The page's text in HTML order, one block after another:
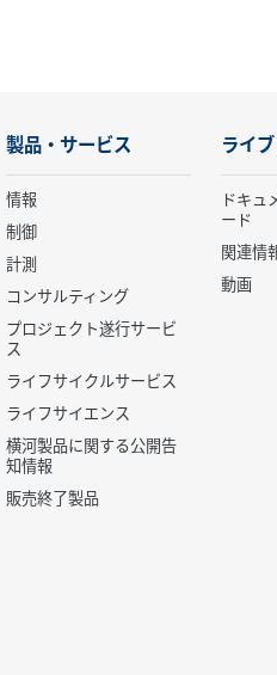
製品・サービス
情報
制御
計測
コンサルティング
プロジェクト遂行サービ
ス
ライフサイクルサービス
ライフサイエンス
横河製品に関する公開告
知情報
販売終了製品
ライ
ドキュ
ード
関連情
動画